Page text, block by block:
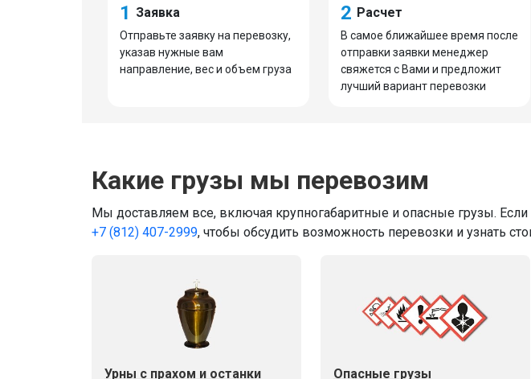
1 Заявка
Отправьте заявку на перевозку,
указав нужные вам
направление, вес и объем груза
2 Расчет
В самое ближайшее время после
отправки заявки менеджер
свяжется с Вами и предложит
лучший вариант перевозки
Какие грузы мы перевозим
Мы доставляем все, включая крупногабаритные и опасные грузы.
+7 (812) 407-2999, чтобы обсудить возможность перевозки и узнать
Урны с прахом и останки Опасные грузы